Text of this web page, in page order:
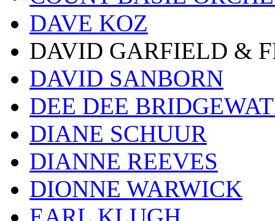
DAVE KOZ
DAVID GARFIELD &
DAVID SANBORN
DEE DEE
DIANE SCHUUR
DIANNE REEVES
DIONNE WARWICK